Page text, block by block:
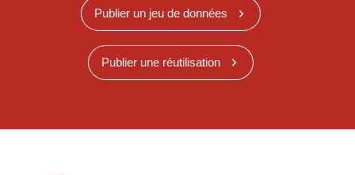
Publier un jeu de données
Publier une réutilisation